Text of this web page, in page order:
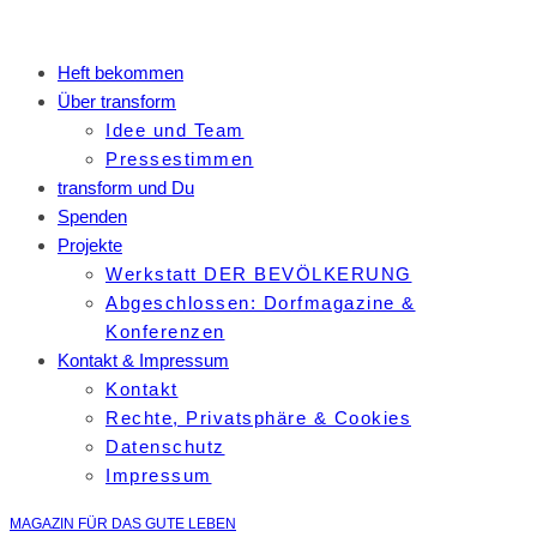
Heft bekommen
Über transform
Idee und Team
Pressestimmen
transform und Du
Spenden
Projekte
Werkstatt DER BEVÖLKERUNG
Abgeschlossen: Dorfmagazine &
Konferenzen
Kontakt & Impressum
Kontakt
Rechte, Privatsphäre & Cookies
Datenschutz
Impressum
MAGAZIN FÜR DAS GUTE LEBEN